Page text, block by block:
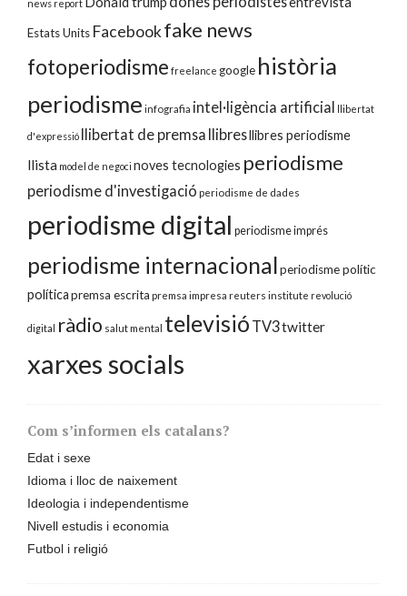
news report
Estats Units Facebookfake news
fotoperiodisme freelance google història
periodisme infografia intel·ligència artificial llibertat
d'expressió llibertat de premsa llibresllibres periodisme
llista model de negoci noves tecnologies periodisme
periodisme d'investigació periodisme de dades
periodisme digital periodisme imprés
periodisme internacionalperiodisme polític
políticapremsa escrita premsa impresa reuters institute revolució
digital ràdio salut mental televisió TV3twitter
xarxes socials
Com s’informen els catalans?
Edat i sexe
Idioma i lloc de naixement
Ideologia i independentisme
Nivell estudis i economia
Futbol i religió